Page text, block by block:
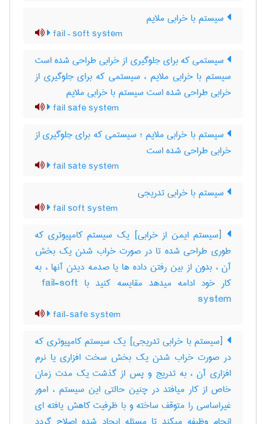
سیستم با خرابی ملایم
fail – soft system
سیستمی که برای جلوگیری از خرابی طراحی شده است
سیستم با خرابی ملایم ، سیستمی که برای جلوگیری از
خرابی طراحی شده است سیستم با خرابی ملایم
fail safe system
سیستم با خرابی ملایم ؛ سیستمی که برای جلوگیری از
خرابی طراحی شده است
fail sate system
سیستم با خرابی تدریجی
fail soft system
[سیستم ایمن از خرابی] یک سیستم کامپیوتری که
طوری طراحی شده تا در صورت خراب شدن یک بخش
آن ، بدون از بین رفتن داده ها یا صدمه دیدن آنها ، به
کار خود ادامه میدهد مقایسه کنید با ‎ fail-soft
system
fail-safe system
[سیستم با خرابی تدریجی] یک سیستم کامپیوتری که
در صورت خراب شدن یک بخش سخت افزاری یا نرم
افزاری آن ، به تدریج و پس از گذشت یک مدت زمان
خاص از کار میافتد در چنین حالتی این سیستم ، امور
غیراساسی را متوقف ساخته و با ظرفیت کاهش یافته ای